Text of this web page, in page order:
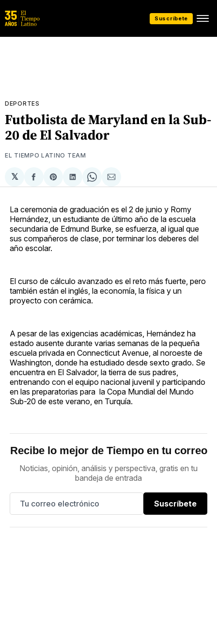
Suscríbete
DEPORTES
Futbolista de Maryland en la Sub-
20 de El Salvador
EL TIEMPO LATINO TEAM
𝕏
Compartir
en
Share
on
Compartir
en
Share
on
Compartir
via
La ceremonia de graduación es el 2 de junio y Romy
Hernández, un estudiante de último año de la escuela
secundaria de Edmund Burke, se esfuerza, al igual que
sus compañeros de clase, por terminar los deberes del
año escolar.
El curso de cálculo avanzado es el reto más fuerte, pero
también están el inglés, la economía, la física y un
proyecto con cerámica.
A pesar de las exigencias académicas, Hernández ha
estado ausente durante varias semanas de la pequeña
escuela privada en Connecticut Avenue, al noroeste de
Washington, donde ha estudiado desde sexto grado. Se
encuentra en El Salvador, la tierra de sus padres,
entrenando con el equipo nacional juvenil y participando
en las preparatorias para la Copa Mundial del Mundo
Sub-20 de este verano, en Turquía.
Recibe lo mejor de Tiempo en tu correo
Noticias, opinión, análisis y perspectiva, gratis en tu
bandeja de entrada
Suscríbete